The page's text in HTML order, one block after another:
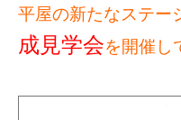
平屋の新たなステー
成見学会を開催し